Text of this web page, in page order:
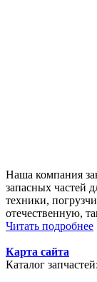
Наша компания
запасных частей
техники,
отечественную,
Читать подробнее
Карта сайта
Каталог запчастей: